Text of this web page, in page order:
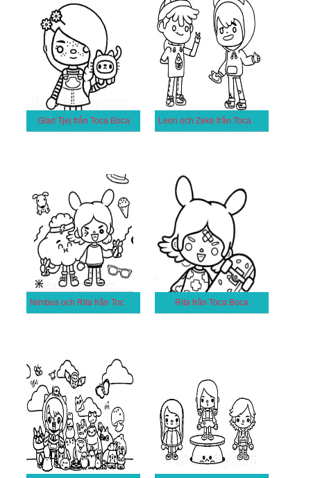
Glad Tjej från Toca Boca Leon och Zeke från Toca Boca
Nimbus och Rita från Toca Boca Rita från Toca Boca